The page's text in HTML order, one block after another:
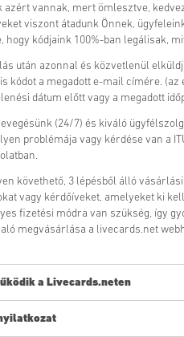
azért vannak, mert ömlesztve,
viszont átadunk Önnek,
hogy kódjaink 100%-ban legálisak,
után azonnal és közvetlenül
kódot a megadott e-mail címére.
dátum előtt vagy a megadott
(24/7) és kiváló
problémája vagy kérdése van a
követhető, 3 lépésből álló
vagy kérdőíveket, amelyeket ki
fizetési módra van szükség, így
megvásárlása a livecards.net
a Livecards.neten
a Livecards.net-en? A digitális kódok